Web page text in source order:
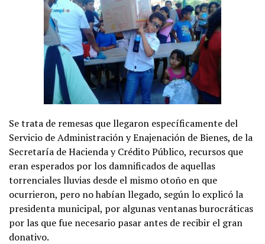
Se trata de remesas que llegaron específicamente del
Servicio de Administración y Enajenación de Bienes, de la
Secretaría de Hacienda y Crédito Público, recursos que
eran esperados por los damnificados de aquellas
torrenciales lluvias desde el mismo otoño en que
ocurrieron, pero no habían llegado, según lo explicó la
presidenta municipal, por algunas ventanas burocráticas
por las que fue necesario pasar antes de recibir el gran
donativo.